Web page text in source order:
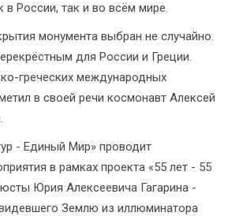
в России, так и во всём мире.
монумента выбран не случайно.
для России и Греции.
греческих международных
в своей речи космонавт Алексей
- Единый Мир» проводит
в рамках проекта «55 лет - 55
Юрия Алексеевича Гагарина -
Землю из иллюминатора